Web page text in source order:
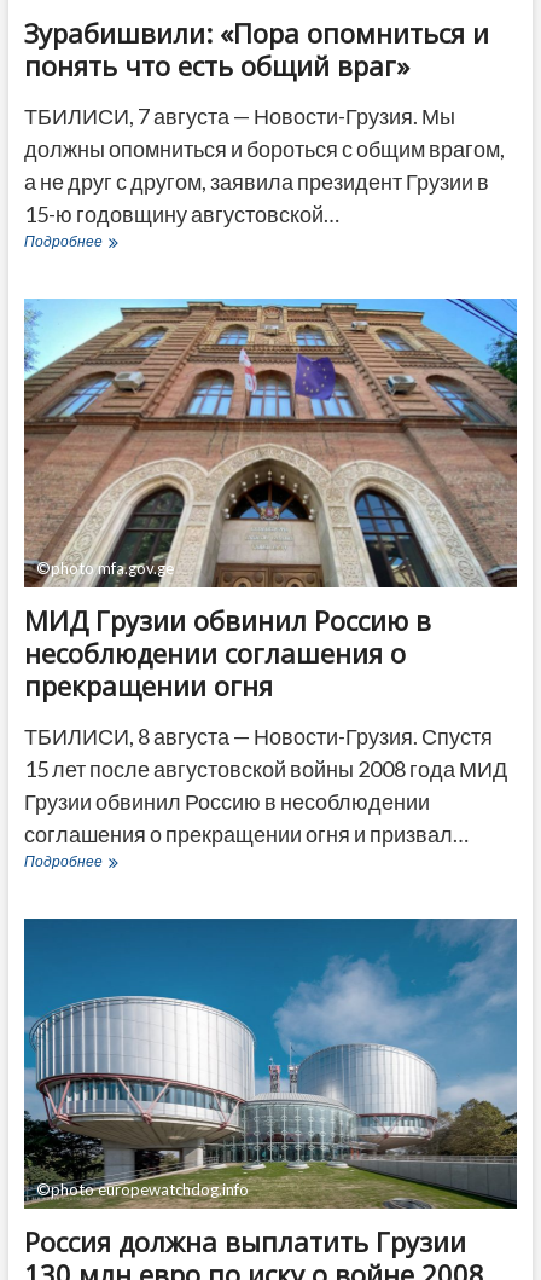
Зурабишвили: «Пора опомниться и
понять что есть общий враг»
ТБИЛИСИ, 7 августа — Новости-Грузия. Мы
должны опомниться и бороться с общим врагом,
а не друг с другом, заявила президент Грузии в
15-ю годовщину августовской…
ПодробнееЗурабишвили:
понять
что
есть
общий
враг»
©photo mfa.gov.ge
МИД Грузии обвинил Россию в
несоблюдении соглашения о
прекращении огня
ТБИЛИСИ, 8 августа — Новости-Грузия. Спустя
15 лет после августовской войны 2008 года МИД
Грузии обвинил Россию в несоблюдении
соглашения о прекращении огня и призвал…
ПодробнееМИД
о
©photo europewatchdog.info
Россия должна выплатить Грузии